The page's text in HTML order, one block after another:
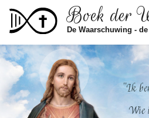
Skip to main contentBoek der
De Waarschuwing -
"Ik
Wie